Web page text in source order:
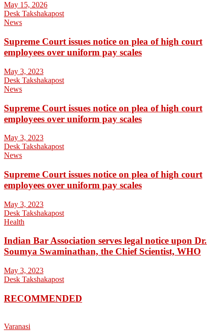
May 15, 2026
Desk Takshakapost
News
Supreme Court issues notice on plea of high court
employees over uniform pay scales
May 3, 2023
Desk Takshakapost
News
Supreme Court issues notice on plea of high court
employees over uniform pay scales
May 3, 2023
Desk Takshakapost
News
Supreme Court issues notice on plea of high court
employees over uniform pay scales
May 3, 2023
Desk Takshakapost
Health
Indian Bar Association serves legal notice upon Dr.
Soumya Swaminathan, the Chief Scientist, WHO
May 3, 2023
Desk Takshakapost
RECOMMENDED
Varanasi